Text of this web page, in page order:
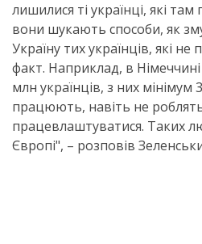
лишилися ті українці, які
вони шукають способи, як
Україну тих українців, які
факт. Наприклад, в
млн українців, з них мінімум
працюють, навіть не
працевлаштуватися. Таких
Європі", – розповів